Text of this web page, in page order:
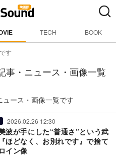
TECH BOOK
す
事・ニュース・画像一覧
ース・画像一覧です
2026.02.26 12:30
波が手にした“普通さ”という武
どなく、お別れです』で捨て
イン像